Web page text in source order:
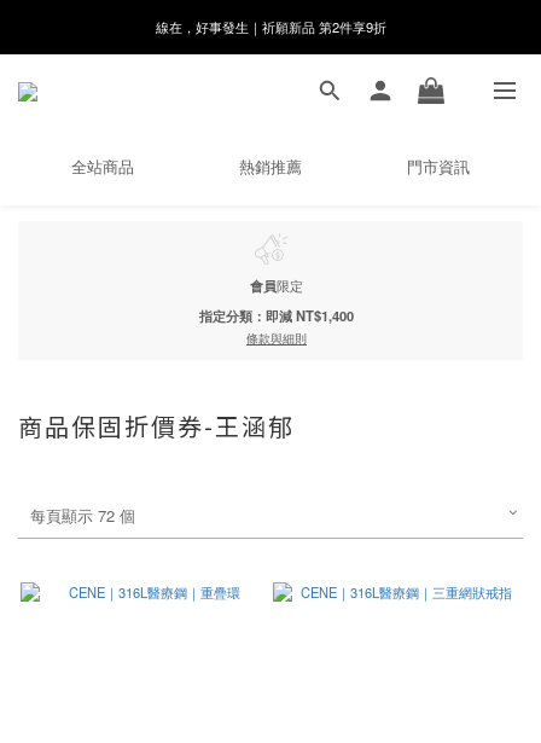
8月月初限定｜指定分類滿件88折！
🌸新會員限定🌸註冊送$100購物金
8月月初限定｜指定分類滿件88折！
全站商品 熱銷推薦 門市資訊
會員限定
指定分類：即減 NT$1,400
條款與細則
商品保固折價券-王涵郁
每頁顯示 72 個